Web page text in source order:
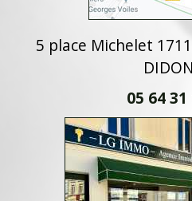
5 place Michelet
05 64 31